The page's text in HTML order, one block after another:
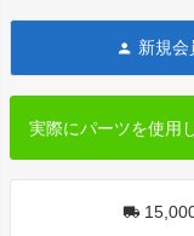
新規会
実際にパーツを使用